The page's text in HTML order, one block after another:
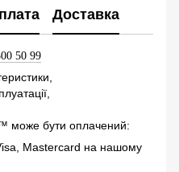
Доставка
50 99
може бути оплачений:
Mastercard на нашому